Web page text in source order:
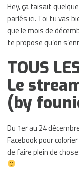
Hey, ça faisait
parlés ici. Toi tu vas
que le mois de
te propose qu’on
TOUS
Le
(by
Du 1er au 24
Facebook pour
de faire plein de